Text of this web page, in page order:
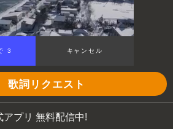
3 キャンセル
歌詞リクエスト
アプリ 無料配信中!